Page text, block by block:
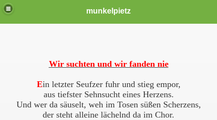
munkelpietz
Wir suchten und wir fanden nie
Ein letzter Seufzer fuhr und stieg empor,
aus tiefster Sehnsucht eines Herzens.
Und wer da säuselt, weh im Tosen süßen Scherzens,
der steht alleine lächelnd da im Chor.